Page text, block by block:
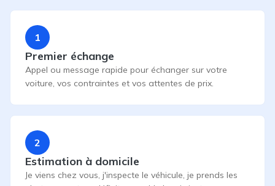
1
Premier échange
Appel ou message rapide pour échanger sur votre
voiture, vos contraintes et vos attentes de prix.
2
Estimation à domicile
Je viens chez vous, j'inspecte le véhicule, je prends les